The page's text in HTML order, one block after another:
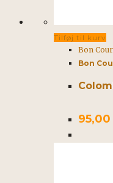
Tilføj til kurv
Bon
Bon
95,00